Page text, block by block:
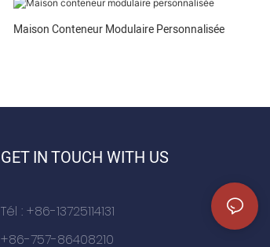
Maison Conteneur Modulaire Personnalisée
GET IN TOUCH WITH US
Tél : +86-13725114131
+86-757-86408210